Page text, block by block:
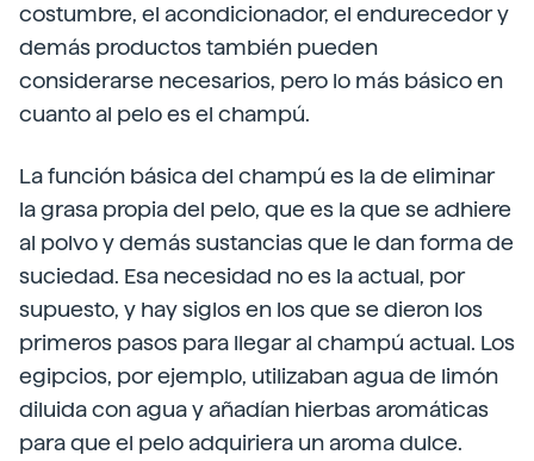
costumbre, el acondicionador, el endurecedor y
demás productos también pueden
considerarse necesarios, pero lo más básico en
cuanto al pelo es el champú.
La función básica del champú es la de eliminar
la grasa propia del pelo, que es la que se adhiere
al polvo y demás sustancias que le dan forma de
suciedad. Esa necesidad no es la actual, por
supuesto, y hay siglos en los que se dieron los
primeros pasos para llegar al champú actual. Los
egipcios, por ejemplo, utilizaban agua de limón
diluida con agua y añadían hierbas aromáticas
para que el pelo adquiriera un aroma dulce.